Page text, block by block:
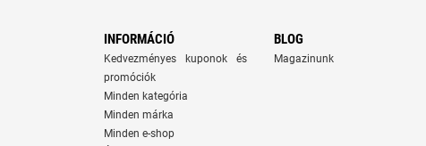
INFORMÁCIÓ
Kedvezményes kuponok és
promóciók
Minden kategória
Minden márka
Minden e-shop
BLOG
Magazinunk